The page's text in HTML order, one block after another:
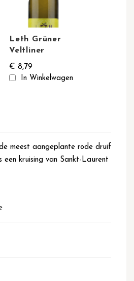
meest aangeplante rode druif
een kruising van Sankt-Laurent
Leth Grüner
Veltliner
€ 8,79
In Winkelwagen